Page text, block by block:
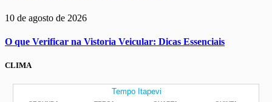
10 de agosto de 2026
O que Verificar na Vistoria Veicular: Dicas Essenciais
CLIMA